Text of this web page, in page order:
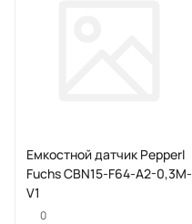
Емкостной датчик Pepperl
Fuchs CBN15-F64-A2-0,3M-
V1
0